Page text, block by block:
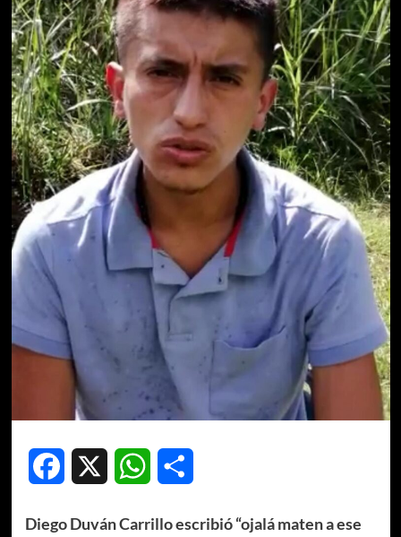
Facebook WhatsApp
Diego Duván Carrillo escribió “ojalá maten a ese